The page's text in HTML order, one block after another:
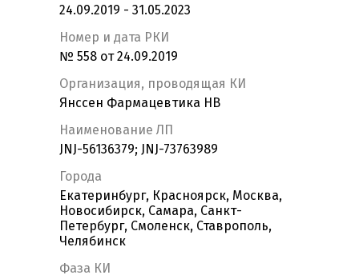
24.09.2019 - 31.05.2023
Номер и дата РКИ
№ 558 от 24.09.2019
Организация, проводящая КИ
Янссен Фармацевтика НВ
Наименование ЛП
JNJ-56136379; JNJ-73763989
Города
Екатеринбург, Красноярск, Москва,
Новосибирск, Самара, Санкт-
Петербург, Смоленск, Ставрополь,
Челябинск
Фаза КИ